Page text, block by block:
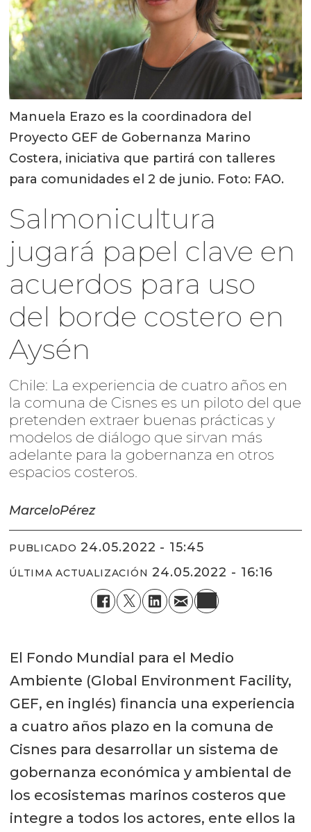
Manuela Erazo es la coordinadora del
Proyecto GEF de Gobernanza Marino
Costera, iniciativa que partirá con talleres
para comunidades el 2 de junio. Foto: FAO.
Salmonicultura
jugará papel clave en
acuerdos para uso
del borde costero en
Aysén
Chile: La experiencia de cuatro años en
la comuna de Cisnes es un piloto del que
pretenden extraer buenas prácticas y
modelos de diálogo que sirvan más
adelante para la gobernanza en otros
espacios costeros.
MarceloPérez
PUBLICADO 24.05.2022 - 15:45
ÚLTIMA ACTUALIZACIÓN 24.05.2022 - 16:16
El Fondo Mundial para el Medio
Ambiente (Global Environment Facility,
GEF, en inglés) financia una experiencia
a cuatro años plazo en la comuna de
Cisnes para desarrollar un sistema de
gobernanza económica y ambiental de
los ecosistemas marinos costeros que
integre a todos los actores, ente ellos la